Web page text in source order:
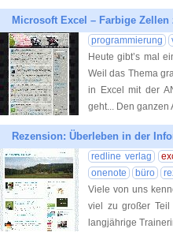
Microsoft Excel – Farbige Zellen
programmierung
Heute gibt’s mal
Weil das Thema
in Excel mit der
geht... Den ganzen
Rezension: Überleben in der
redline verlag
onenote
büro
Viele von uns
viel zu großer Teil
langjährige